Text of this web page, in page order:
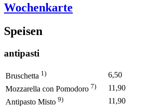
Wochenkarte
Speisen
antipasti
Bruschetta 1)
6,50
Mozzarella con Pomodoro 7)
11,90
Antipasto Misto 9)
11,90